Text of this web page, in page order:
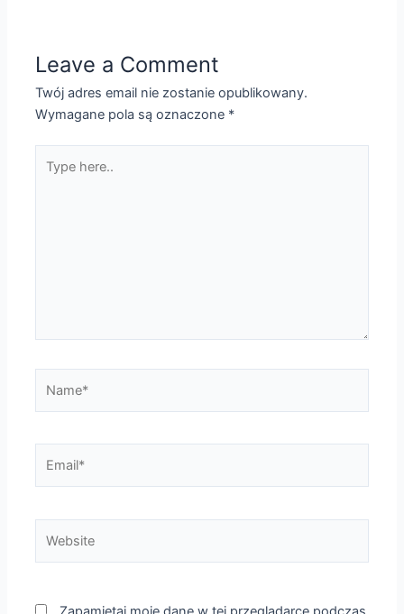
Leave a Comment
Twój adres email nie zostanie opublikowany.
Wymagane pola są oznaczone *
here..